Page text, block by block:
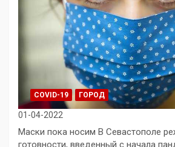
COVID-19 ГОРОД
01-04-2022
Маски пока носим В Севастополе
готовности, введенный с начала